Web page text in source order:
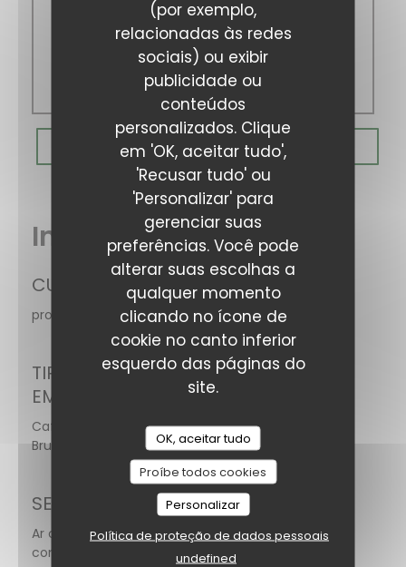
(por exemplo,
relacionadas às redes
sociais) ou exibir
publicidade ou
conteúdos
personalizados. Clique
em 'OK, aceitar tudo',
'Recusar tudo' ou
'Personalizar' para
gerenciar suas
preferências. Você pode
alterar suas escolhas a
qualquer momento
clicando no ícone de
cookie no canto inferior
esquerdo das páginas do
site.
OK, aceitar tudo
Proíbe todos cookies
Personalizar
Política de proteção de dados pessoais
undefined
Domingo
09:00 - 14:30
RESERVAR UMA MESA
Informações gerais
CULINÁRIA
produtos frescos, Caseiro
TIPO DE
EMPRESA
Café - Restaurant -
Brunch
SERVIÇOS
Ar condicionado, Esplanada, Acesso para pessoas
com mobilidade reduzida